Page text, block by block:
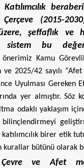
(2015-
şeffaflık ve
sistem bu
önerimiz Kamu
2025/42 sayılı
Uyulması Gereken
yer almıştır. Söz
odaklı yaklaşım
katılımcılık birer etik
kurallar bütünü olarak
ve Afet